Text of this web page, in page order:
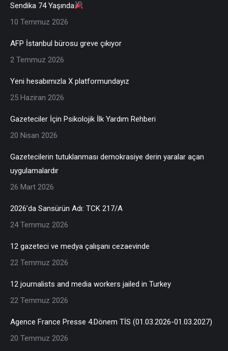
Sendika 74 Yaşında
10 Temmuz 2026
AFP İstanbul bürosu greve çıkıyor
2 Temmuz 2026
Yeni hesabımızla X platformundayız
25 Haziran 2026
Gazeteciler İçin Psikolojik İlk Yardım Rehberi
20 Nisan 2026
Gazetecilerin tutuklanması demokrasiye derin yaralar açan
uygulamalardır
26 Mart 2026
2026’da Sansürün Adı: TCK 217/A
24 Temmuz 2026
12 gazeteci ve medya çalışanı cezaevinde
22 Temmuz 2026
12 journalists and media workers jailed in Turkey
22 Temmuz 2026
Agence France Presse 4.Dönem TİS (01.03.2026-01.03.2027)
20 Temmuz 2026